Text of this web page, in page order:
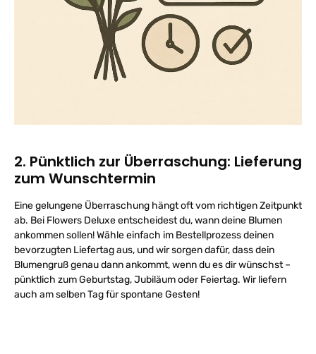
2. Pünktlich zur Überraschung: Lieferung
zum Wunschtermin
Eine gelungene Überraschung hängt oft vom richtigen Zeitpunkt
ab. Bei Flowers Deluxe entscheidest du, wann deine Blumen
ankommen sollen! Wähle einfach im Bestellprozess deinen
bevorzugten Liefertag aus, und wir sorgen dafür, dass dein
Blumengruß genau dann ankommt, wenn du es dir wünschst –
pünktlich zum Geburtstag, Jubiläum oder Feiertag. Wir liefern
auch am selben Tag für spontane Gesten!